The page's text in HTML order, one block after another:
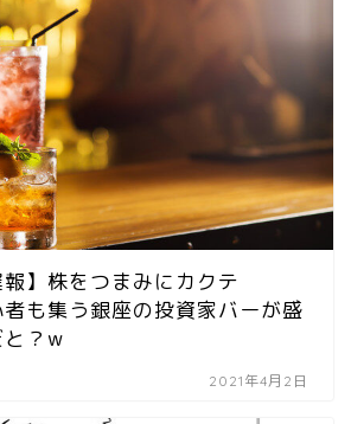
報】株をつまみにカクテ
も集う銀座の投資家バーが盛
と？w
2021年4月2日